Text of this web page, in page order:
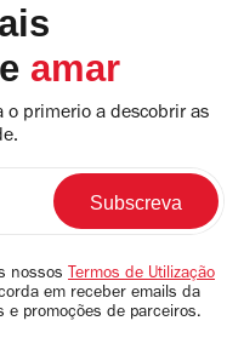
amar
o primerio a descobrir as
nossos Termos de Utilização
em receber emails da
e promoções de parceiros.